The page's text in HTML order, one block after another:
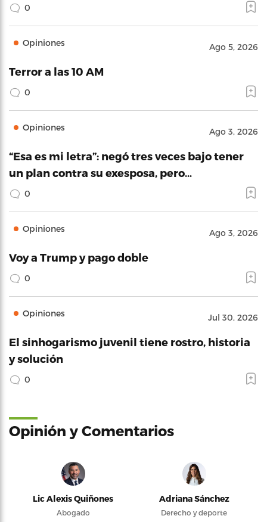
0
Opiniones Ago 5, 2026
Terror a las 10 AM
0
Opiniones Ago 3, 2026
“Esa es mi letra”: negó tres veces bajo tener
un plan contra su exesposa, pero…
0
Opiniones Ago 3, 2026
Voy a Trump y pago doble
0
Opiniones Jul 30, 2026
El sinhogarismo juvenil tiene rostro, historia
y solución
0
Opinión y Comentarios
Lic Alexis Quiñones
Abogado
Adriana Sánchez
Derecho y deporte